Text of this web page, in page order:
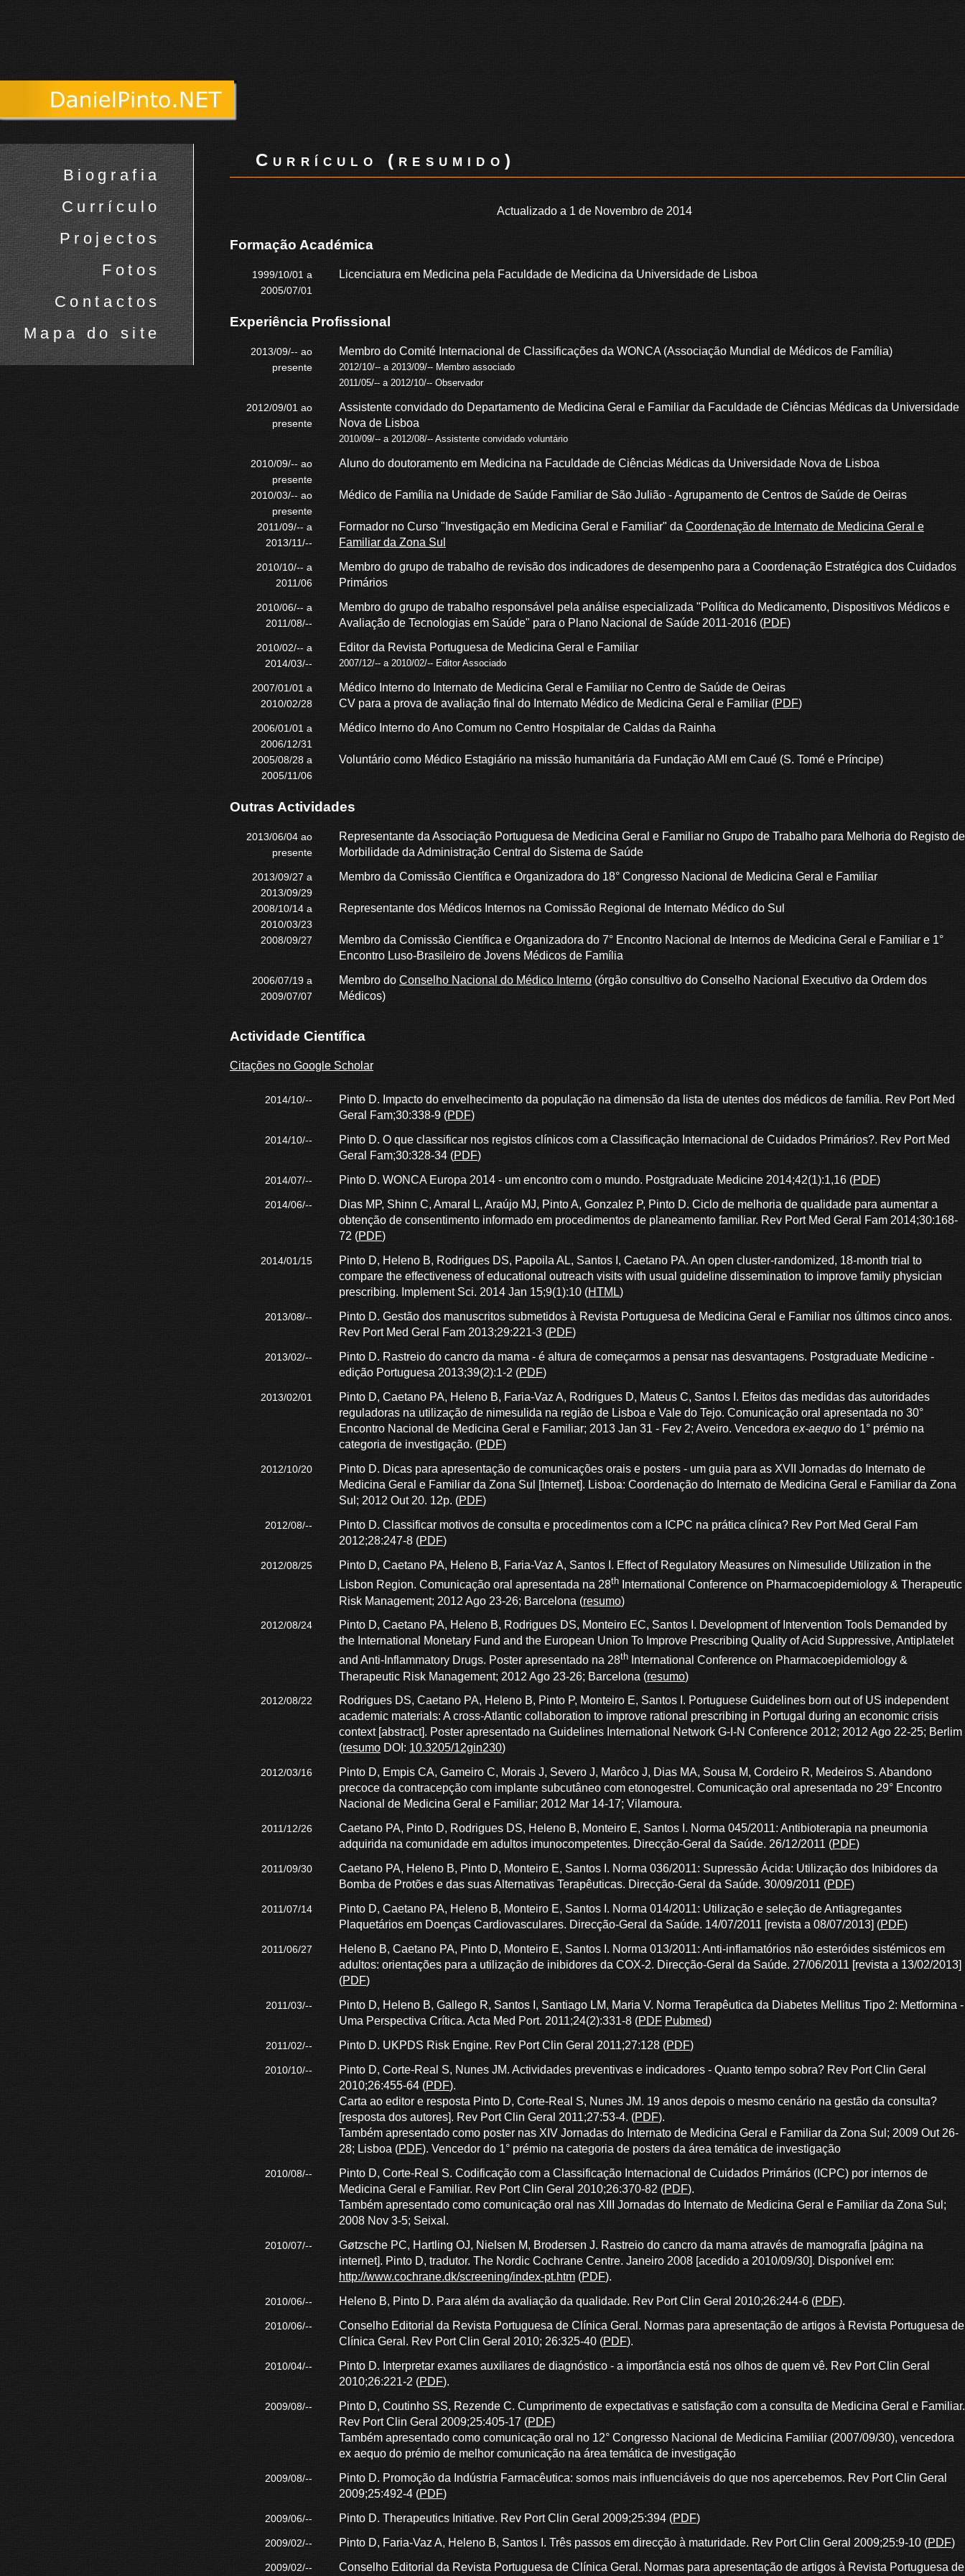
Biografia
Currículo
Projectos
Fotos
Contactos
Mapa do site
Currículo (resumido)
Actualizado a 1 de Novembro de 2014
Formação Académica
1999/10/01 a
2005/07/01
Licenciatura em Medicina pela Faculdade de Medicina da Universidade de Lisboa
Experiência Profissional
2013/09/-- ao
presente
Membro do Comité Internacional de Classificações da WONCA (Associação Mundial de Médicos de Família)
2012/10/-- a 2013/09/-- Membro associado
2011/05/-- a 2012/10/-- Observador
2012/09/01 ao
presente
Assistente convidado do Departamento de Medicina Geral e Familiar da Faculdade de Ciências Médicas da Universidade
Nova de Lisboa
2010/09/-- a 2012/08/-- Assistente convidado voluntário
2010/09/-- ao
presente
Aluno do doutoramento em Medicina na Faculdade de Ciências Médicas da Universidade Nova de Lisboa
2010/03/-- ao
presente
Médico de Família na Unidade de Saúde Familiar de São Julião - Agrupamento de Centros de Saúde de Oeiras
2011/09/-- a
2013/11/--
Formador no Curso "Investigação em Medicina Geral e Familiar" da Coordenação de Internato de Medicina Geral e
Familiar da Zona Sul
2010/10/-- a
2011/06
Membro do grupo de trabalho de revisão dos indicadores de desempenho para a Coordenação Estratégica dos Cuidados
Primários
2010/06/-- a
2011/08/--
Membro do grupo de trabalho responsável pela análise especializada "Política do Medicamento, Dispositivos Médicos e
Avaliação de Tecnologias em Saúde" para o Plano Nacional de Saúde 2011-2016 (PDF)
2010/02/-- a
2014/03/--
Editor da Revista Portuguesa de Medicina Geral e Familiar
2007/12/-- a 2010/02/-- Editor Associado
2007/01/01 a
2010/02/28
Médico Interno do Internato de Medicina Geral e Familiar no Centro de Saúde de Oeiras
CV para a prova de avaliação final do Internato Médico de Medicina Geral e Familiar (PDF)
2006/01/01 a
2006/12/31
Médico Interno do Ano Comum no Centro Hospitalar de Caldas da Rainha
2005/08/28 a
2005/11/06
Voluntário como Médico Estagiário na missão humanitária da Fundação AMI em Caué (S. Tomé e Príncipe)
Outras Actividades
2013/06/04 ao
presente
Representante da Associação Portuguesa de Medicina Geral e Familiar no Grupo de Trabalho para Melhoria do Registo de
Morbilidade da Administração Central do Sistema de Saúde
2013/09/27 a
2013/09/29
Membro da Comissão Científica e Organizadora do 18° Congresso Nacional de Medicina Geral e Familiar
2008/10/14 a
2010/03/23
Representante dos Médicos Internos na Comissão Regional de Internato Médico do Sul
2008/09/27
Membro da Comissão Científica e Organizadora do 7° Encontro Nacional de Internos de Medicina Geral e Familiar e 1°
Encontro Luso-Brasileiro de Jovens Médicos de Família
2006/07/19 a
2009/07/07
Membro do Conselho Nacional do Médico Interno (órgão consultivo do Conselho Nacional Executivo da Ordem dos
Médicos)
Actividade Científica
Citações no Google Scholar
2014/10/--
Pinto D. Impacto do envelhecimento da população na dimensão da lista de utentes dos médicos de família. Rev Port Med
Geral Fam;30:338-9 (PDF)
2014/10/--
Pinto D. O que classificar nos registos clínicos com a Classificação Internacional de Cuidados Primários?. Rev Port Med
Geral Fam;30:328-34 (PDF)
2014/07/-- Pinto D. WONCA Europa 2014 - um encontro com o mundo. Postgraduate Medicine 2014;42(1):1,16 (PDF)
2014/06/--
Dias MP, Shinn C, Amaral L, Araújo MJ, Pinto A, Gonzalez P, Pinto D. Ciclo de melhoria de qualidade para aumentar a
obtenção de consentimento informado em procedimentos de planeamento familiar. Rev Port Med Geral Fam 2014;30:168-
72 (PDF)
2014/01/15
Pinto D, Heleno B, Rodrigues DS, Papoila AL, Santos I, Caetano PA. An open cluster-randomized, 18-month trial to
compare the effectiveness of educational outreach visits with usual guideline dissemination to improve family physician
prescribing. Implement Sci. 2014 Jan 15;9(1):10 (HTML)
2013/08/--
Pinto D. Gestão dos manuscritos submetidos à Revista Portuguesa de Medicina Geral e Familiar nos últimos cinco anos.
Rev Port Med Geral Fam 2013;29:221-3 (PDF)
2013/02/--
Pinto D. Rastreio do cancro da mama - é altura de começarmos a pensar nas desvantagens. Postgraduate Medicine -
edição Portuguesa 2013;39(2):1-2 (PDF)
2013/02/01
Pinto D, Caetano PA, Heleno B, Faria-Vaz A, Rodrigues D, Mateus C, Santos I. Efeitos das medidas das autoridades
reguladoras na utilização de nimesulida na região de Lisboa e Vale do Tejo. Comunicação oral apresentada no 30°
Encontro Nacional de Medicina Geral e Familiar; 2013 Jan 31 - Fev 2; Aveiro. Vencedora ex-aequo do 1° prémio na
categoria de investigação. (PDF)
2012/10/20
Pinto D. Dicas para apresentação de comunicações orais e posters - um guia para as XVII Jornadas do Internato de
Medicina Geral e Familiar da Zona Sul [Internet]. Lisboa: Coordenação do Internato de Medicina Geral e Familiar da Zona
Sul; 2012 Out 20. 12p. (PDF)
2012/08/--
Pinto D. Classificar motivos de consulta e procedimentos com a ICPC na prática clínica? Rev Port Med Geral Fam
2012;28:247-8 (PDF)
2012/08/25
Pinto D, Caetano PA, Heleno B, Faria-Vaz A, Santos I. Effect of Regulatory Measures on Nimesulide Utilization in the
Lisbon Region. Comunicação oral apresentada na 28th International Conference on Pharmacoepidemiology & Therapeutic
Risk Management; 2012 Ago 23-26; Barcelona (resumo)
2012/08/24
Pinto D, Caetano PA, Heleno B, Rodrigues DS, Monteiro EC, Santos I. Development of Intervention Tools Demanded by
the International Monetary Fund and the European Union To Improve Prescribing Quality of Acid Suppressive, Antiplatelet
and Anti-Inflammatory Drugs. Poster apresentado na 28th International Conference on Pharmacoepidemiology &
Therapeutic Risk Management; 2012 Ago 23-26; Barcelona (resumo)
2012/08/22
Rodrigues DS, Caetano PA, Heleno B, Pinto P, Monteiro E, Santos I. Portuguese Guidelines born out of US independent
academic materials: A cross-Atlantic collaboration to improve rational prescribing in Portugal during an economic crisis
context [abstract]. Poster apresentado na Guidelines International Network G-I-N Conference 2012; 2012 Ago 22-25; Berlim
(resumo DOI: 10.3205/12gin230)
2012/03/16
Pinto D, Empis CA, Gameiro C, Morais J, Severo J, Marôco J, Dias MA, Sousa M, Cordeiro R, Medeiros S. Abandono
precoce da contracepção com implante subcutâneo com etonogestrel. Comunicação oral apresentada no 29° Encontro
Nacional de Medicina Geral e Familiar; 2012 Mar 14-17; Vilamoura.
2011/12/26
Caetano PA, Pinto D, Rodrigues DS, Heleno B, Monteiro E, Santos I. Norma 045/2011: Antibioterapia na pneumonia
adquirida na comunidade em adultos imunocompetentes. Direcção-Geral da Saúde. 26/12/2011 (PDF)
2011/09/30
Caetano PA, Heleno B, Pinto D, Monteiro E, Santos I. Norma 036/2011: Supressão Ácida: Utilização dos Inibidores da
Bomba de Protões e das suas Alternativas Terapêuticas. Direcção-Geral da Saúde. 30/09/2011 (PDF)
2011/07/14
Pinto D, Caetano PA, Heleno B, Monteiro E, Santos I. Norma 014/2011: Utilização e seleção de Antiagregantes
Plaquetários em Doenças Cardiovasculares. Direcção-Geral da Saúde. 14/07/2011 [revista a 08/07/2013] (PDF)
2011/06/27
Heleno B, Caetano PA, Pinto D, Monteiro E, Santos I. Norma 013/2011: Anti-inflamatórios não esteróides sistémicos em
adultos: orientações para a utilização de inibidores da COX-2. Direcção-Geral da Saúde. 27/06/2011 [revista a 13/02/2013]
(PDF)
2011/03/--
Pinto D, Heleno B, Gallego R, Santos I, Santiago LM, Maria V. Norma Terapêutica da Diabetes Mellitus Tipo 2: Metformina -
Uma Perspectiva Crítica. Acta Med Port. 2011;24(2):331-8 (PDF Pubmed)
2011/02/-- Pinto D. UKPDS Risk Engine. Rev Port Clin Geral 2011;27:128 (PDF)
2010/10/--
Pinto D, Corte-Real S, Nunes JM. Actividades preventivas e indicadores - Quanto tempo sobra? Rev Port Clin Geral
2010;26:455-64 (PDF).
Carta ao editor e resposta Pinto D, Corte-Real S, Nunes JM. 19 anos depois o mesmo cenário na gestão da consulta?
[resposta dos autores]. Rev Port Clin Geral 2011;27:53-4. (PDF).
Também apresentado como poster nas XIV Jornadas do Internato de Medicina Geral e Familiar da Zona Sul; 2009 Out 26-
28; Lisboa (PDF). Vencedor do 1° prémio na categoria de posters da área temática de investigação
2010/08/--
Pinto D, Corte-Real S. Codificação com a Classificação Internacional de Cuidados Primários (ICPC) por internos de
Medicina Geral e Familiar. Rev Port Clin Geral 2010;26:370-82 (PDF).
Também apresentado como comunicação oral nas XIII Jornadas do Internato de Medicina Geral e Familiar da Zona Sul;
2008 Nov 3-5; Seixal.
2010/07/--
Gøtzsche PC, Hartling OJ, Nielsen M, Brodersen J. Rastreio do cancro da mama através de mamografia [página na
internet]. Pinto D, tradutor. The Nordic Cochrane Centre. Janeiro 2008 [acedido a 2010/09/30]. Disponível em:
http://www.cochrane.dk/screening/index-pt.htm (PDF).
2010/06/-- Heleno B, Pinto D. Para além da avaliação da qualidade. Rev Port Clin Geral 2010;26:244-6 (PDF).
2010/06/--
Conselho Editorial da Revista Portuguesa de Clínica Geral. Normas para apresentação de artigos à Revista Portuguesa de
Clínica Geral. Rev Port Clin Geral 2010; 26:325-40 (PDF).
2010/04/--
Pinto D. Interpretar exames auxiliares de diagnóstico - a importância está nos olhos de quem vê. Rev Port Clin Geral
2010;26:221-2 (PDF).
2009/08/--
Pinto D, Coutinho SS, Rezende C. Cumprimento de expectativas e satisfação com a consulta de Medicina Geral e Familiar.
Rev Port Clin Geral 2009;25:405-17 (PDF)
Também apresentado como comunicação oral no 12° Congresso Nacional de Medicina Familiar (2007/09/30), vencedora
ex aequo do prémio de melhor comunicação na área temática de investigação
2009/08/--
Pinto D. Promoção da Indústria Farmacêutica: somos mais influenciáveis do que nos apercebemos. Rev Port Clin Geral
2009;25:492-4 (PDF)
2009/06/-- Pinto D. Therapeutics Initiative. Rev Port Clin Geral 2009;25:394 (PDF)
2009/02/-- Pinto D, Faria-Vaz A, Heleno B, Santos I. Três passos em direcção à maturidade. Rev Port Clin Geral 2009;25:9-10 (PDF)
2009/02/-- Conselho Editorial da Revista Portuguesa de Clínica Geral. Normas para apresentação de artigos à Revista Portuguesa de